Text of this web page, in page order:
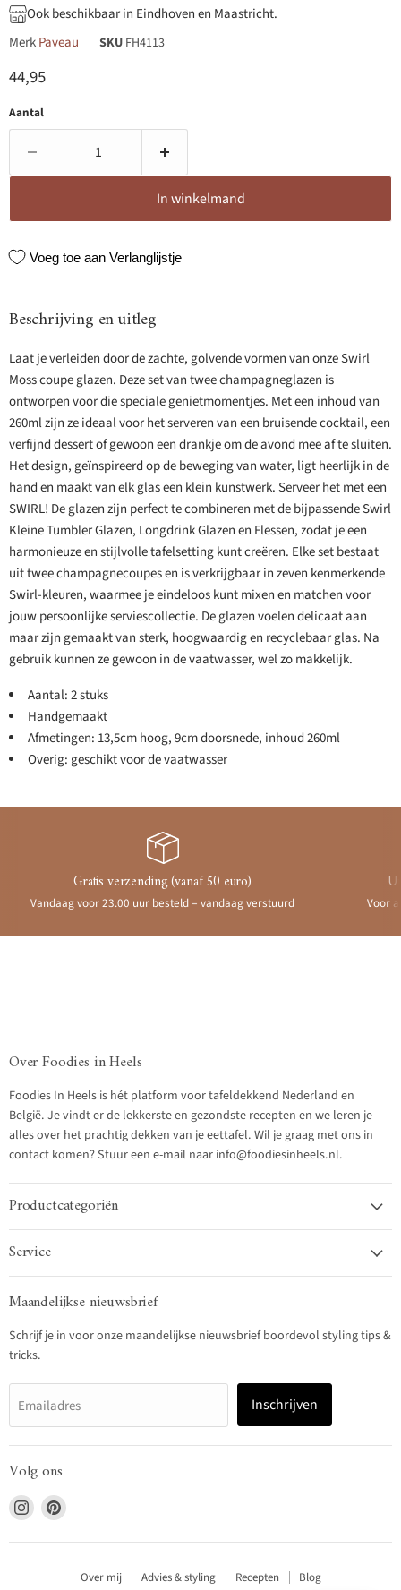
Ook beschikbaar in Eindhoven en Maastricht.
MerkPaveau SKU FH4113
Huidige prijs
44,95
Aantal
In winkelmand
Voeg toe aan Verlanglijstje
Beschrijving en uitleg
Laat je verleiden door de zachte, golvende vormen van onze Swirl
Moss coupe glazen. Deze set van twee champagneglazen is
ontworpen voor die speciale genietmomentjes. Met een inhoud van
260ml zijn ze ideaal voor het serveren van een bruisende cocktail, een
verfijnd dessert of gewoon een drankje om de avond mee af te sluiten.
Het design, geïnspireerd op de beweging van water, ligt heerlijk in de
hand en maakt van elk glas een klein kunstwerk. Serveer het met een
SWIRL! De glazen zijn perfect te combineren met de bijpassende Swirl
Kleine Tumbler Glazen, Longdrink Glazen en Flessen, zodat je een
harmonieuze en stijlvolle tafelsetting kunt creëren. Elke set bestaat
uit twee champagnecoupes en is verkrijgbaar in zeven kenmerkende
Swirl-kleuren, waarmee je eindeloos kunt mixen en matchen voor
jouw persoonlijke serviescollectie. De glazen voelen delicaat aan
maar zijn gemaakt van sterk, hoogwaardig en recyclebaar glas. Na
gebruik kunnen ze gewoon in de vaatwasser, wel zo makkelijk.
Aantal: 2 stuks
Handgemaakt
Afmetingen: 13,5cm hoog, 9cm doorsnede, inhoud 260ml
Overig: geschikt voor de vaatwasser
Gratis verzending (vanaf 50 euro)
Vandaag voor 23.00 uur besteld = vandaag verstuurd Voor
Over Foodies in Heels
Foodies In Heels is hét platform voor tafeldekkend Nederland en
België. Je vindt er de lekkerste en gezondste recepten en we leren je
alles over het prachtig dekken van je eettafel. Wil je graag met ons in
contact komen? Stuur een e-mail naar info@foodiesinheels.nl.
Productcategoriën
Service
Maandelijkse nieuwsbrief
Schrijf je in voor onze maandelijkse nieuwsbrief boordevol styling tips &
tricks.
Emailadres Inschrijven
Volg ons
Vind
ons
op
Vind
op
Over mij Advies & styling Recepten Blog